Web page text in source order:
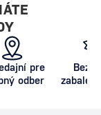
pre
odber